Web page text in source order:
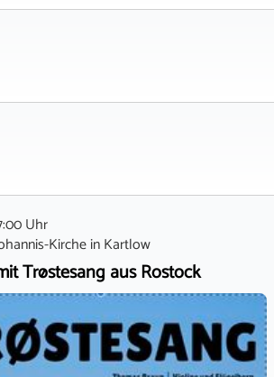
Uhr
KircheinKartlow
Trøstesang aus Rostock